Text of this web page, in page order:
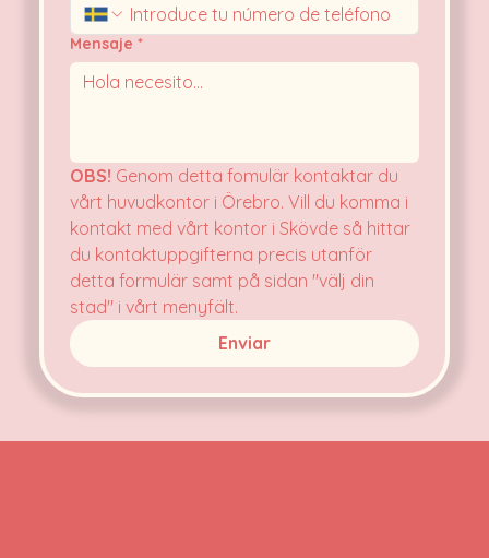
Mensaje *
OBS! Genom detta fomulär kontaktar du
vårt huvudkontor i Örebro. Vill du komma i
kontakt med vårt kontor i Skövde så hittar
du kontaktuppgifterna precis utanför
detta formulär samt på sidan "välj din
stad" i vårt menyfält.
Enviar